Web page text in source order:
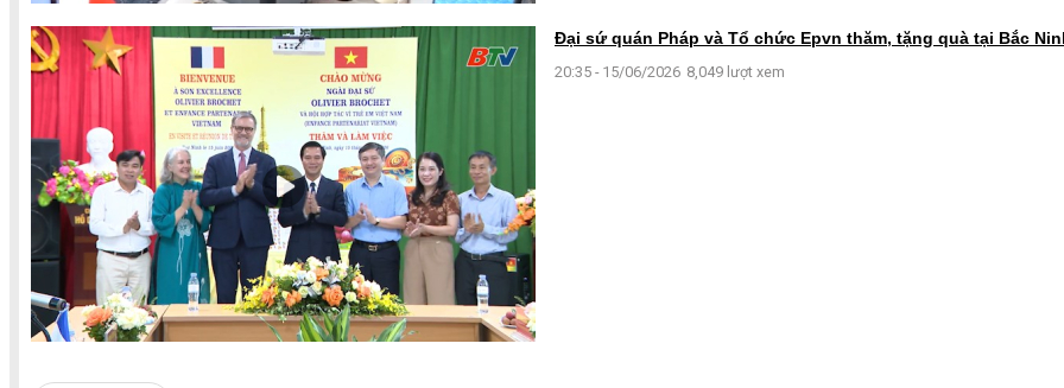
Đại sứ quán Pháp và Tổ chức Epvn thăm, tặng quà tại Bắc
20:35 - 15/06/2026 8,049 lượt xem